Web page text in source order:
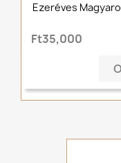
Ezeréves
Ft35,000